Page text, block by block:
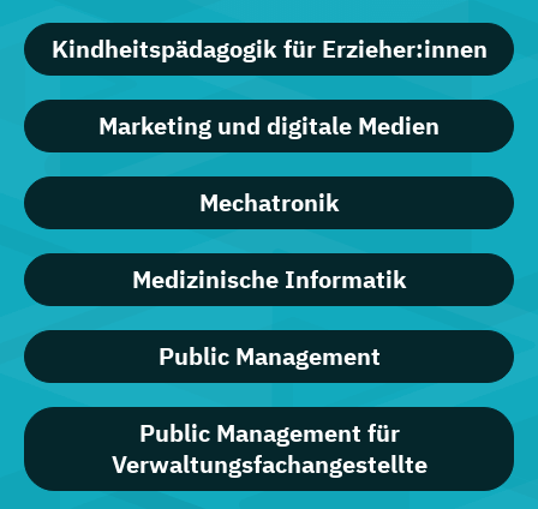
Kindheitspädagogik für Erzieher:innen
Marketing und digitale Medien
Mechatronik
Medizinische Informatik
Public Management
Public Management für
Verwaltungsfachangestellte